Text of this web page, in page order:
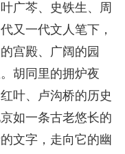
广芩、史铁生、周
又一代文人笔下，
宫殿、广阔的园
胡同里的拥炉夜
叶、卢沟桥的历史
如一条古老悠长的
文字，走向它的幽